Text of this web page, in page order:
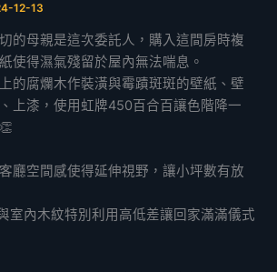
12-13
的母親是這次委託人，購入這間房時複
使得濕氣殘留於屋內無法喘息。
的腐爛木作裝潢與霉蹟斑斑的壁紙、壁
上漆，使用虹牌450百合百讓色階降一
廳空間感使得延伸視野，讓小坪數有放
室內木紋特別利用高低差讓回家滿滿儀式